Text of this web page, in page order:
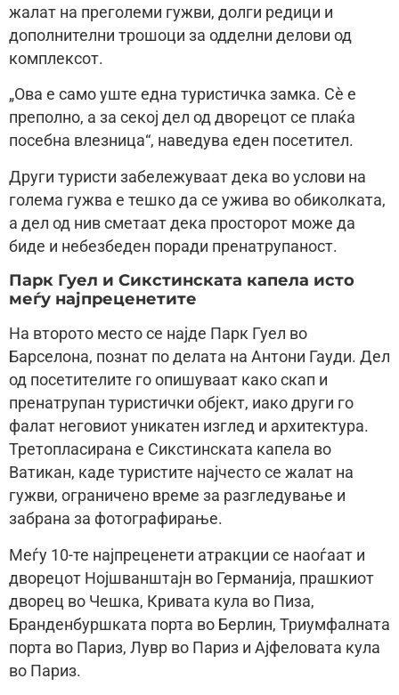
жалат на преголеми гужви, долги редици и
дополнителни трошоци за одделни делови од
комплексот.
„Ова е само уште една туристичка замка. Сè е
преполно, а за секој дел од дворецот се плаќа
посебна влезница“, наведува еден посетител.
Други туристи забележуваат дека во услови на
голема гужва е тешко да се ужива во обиколката,
а дел од нив сметаат дека просторот може да
биде и небезбеден поради пренатрупаност.
Парк Гуел и Сикстинската капела исто
меѓу најпреценетите
На второто место се најде Парк Гуел во
Барселона, познат по делата на Антони Гауди. Дел
од посетителите го опишуваат како скап и
пренатрупан туристички објект, иако други го
фалат неговиот уникатен изглед и архитектура.
Третопласирана е Сикстинската капела во
Ватикан, каде туристите најчесто се жалат на
гужви, ограничено време за разгледување и
забрана за фотографирање.
Меѓу 10-те најпреценети атракции се наоѓаат и
дворецот Нојшванштајн во Германија, прашкиот
дворец во Чешка, Кривата кула во Пиза,
Бранденбуршката порта во Берлин, Триумфалната
порта во Париз, Лувр во Париз и Ајфеловата кула
во Париз.